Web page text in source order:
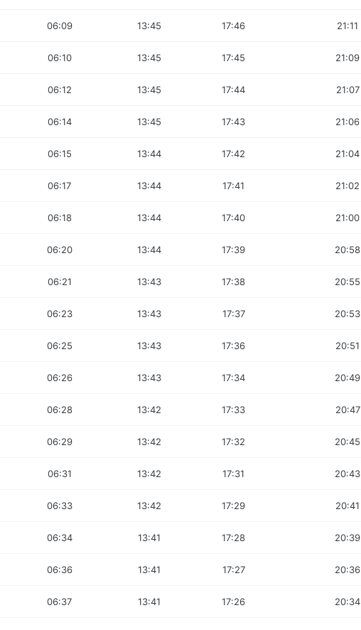
06:09 13:45 17:46 21:11
06:10 13:45 17:45 21:09
06:12 13:45 17:44 21:07
06:14 13:45 17:43 21:06
06:15 13:44 17:42 21:04
06:17 13:44 17:41 21:02
06:18 13:44 17:40 21:00
06:20 13:44 17:39 20:58
06:21 13:43 17:38 20:55
06:23 13:43 17:37 20:53
06:25 13:43 17:36 20:51
06:26 13:43 17:34 20:49
06:28 13:42 17:33 20:47
06:29 13:42 17:32 20:45
06:31 13:42 17:31 20:43
06:33 13:42 17:29 20:41
06:34 13:41 17:28 20:39
06:36 13:41 17:27 20:36
06:37 13:41 17:26 20:34